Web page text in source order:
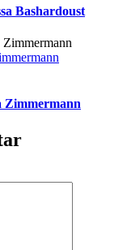
Bashardoust
Zimmermann